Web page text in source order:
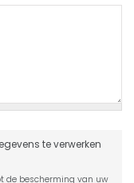
te verwerken
de bescherming van uw